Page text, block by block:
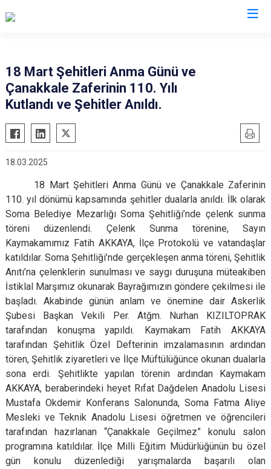
Ahmetli
Alaşehir
Kırkağaç
Köprübaşı
Kula
Salihli
Turgutlu
Şehzadeler
Yunusemre
18 Mart Şehitleri Anma Günü ve
Çanakkale Zaferinin 110. Yılı
Kutlandı ve Şehitler Anıldı.
18.03.2025
18 Mart Şehitleri Anma Günü ve Çanakkale Zaferinin
110. yıl dönümü kapsamında şehitler dualarla anıldı. İlk olarak
Soma Belediye Mezarlığı Soma Şehitliği’nde çelenk sunma
töreni düzenlendi. Çelenk Sunma törenine, Sayın
Kaymakamımız Fatih AKKAYA, İlçe Protokolü ve vatandaşlar
katıldılar. Soma Şehitliği’nde gerçekleşen anma töreni, Şehitlik
Anıtı’na çelenklerin sunulması ve saygı duruşuna müteakiben
İstiklal Marşımız okunarak Bayrağımızın göndere çekilmesi ile
başladı. Akabinde günün anlam ve önemine dair Askerlik
Şubesi Başkan Vekili Per. Atğm. Nurhan KIZILTOPRAK
tarafından konuşma yapıldı. Kaymakam Fatih AKKAYA
tarafından Şehitlik Özel Defterinin imzalamasının ardından
tören, Şehitlik ziyaretleri ve İlçe Müftülüğünce okunan dualarla
sona erdi. Şehitlikte yapılan törenin ardından Kaymakam
AKKAYA, beraberindeki heyet Rıfat Dağdelen Anadolu Lisesi
Mustafa Okdemir Konferans Salonunda, Soma Fatma Aliye
Mesleki ve Teknik Anadolu Lisesi öğretmen ve öğrencileri
tarafından hazırlanan “Çanakkale Geçilmez” konulu salon
programına katıldılar. İlçe Milli Eğitim Müdürlüğünün bu özel
gün konulu düzenlediği yarışmalarda başarılı olan